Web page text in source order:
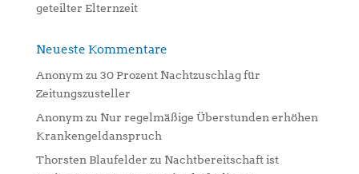
geteilter Elternzeit
Neueste Kommentare
Anonym zu 30 Prozent Nachtzuschlag für
Zeitungszusteller
Anonym zu Nur regelmäßige Überstunden erhöhen
Krankengeldanspruch
Thorsten Blaufelder zu Nachtbereitschaft ist